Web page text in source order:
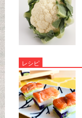
レシピ